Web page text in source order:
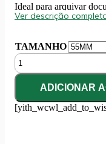
Ideal para arquivar
Ver descrição
TAMANHO
PASTA
OFICIO
NOVAONDA
POLIBRAS
quantidade
ADICIONAR